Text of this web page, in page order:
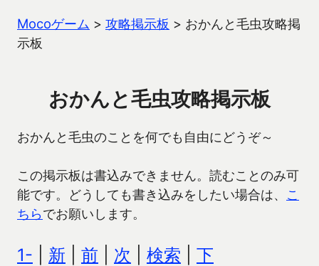
Mocoゲーム > 攻略掲示板 > おかんと毛虫攻略掲
示板
おかんと毛虫攻略掲示板
おかんと毛虫のことを何でも自由にどうぞ～
この掲示板は書込みできません。読むことのみ可
能です。どうしても書き込みをしたい場合は、 こ
ちらでお願いします。
1- 新 前 次 検索 下